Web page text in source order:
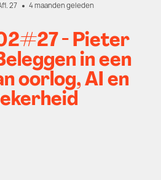
27 4 maanden geleden
- Pieter
in een
oorlog, AI en